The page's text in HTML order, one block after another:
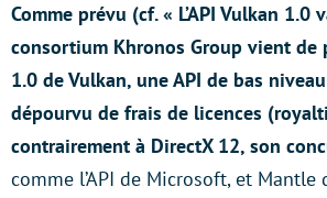
Comme prévu (cf. « L’API Vulkan 1.0
consortium Khronos Group vient de
1.0 de Vulkan, une API de bas
dépourvu de frais de licences
contrairement à DirectX 12, son
comme l’API de Microsoft, et